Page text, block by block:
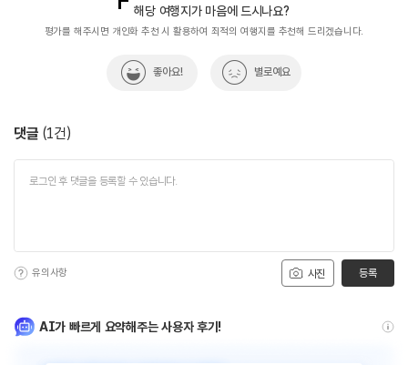
해당 여행지가 마음에 드시나요?
평가를 해주시면 개인화 추천 시 활용하여 최적의 여행지를 추천해 드리겠습니다.
좋아요! 별로예요
댓글 (1건)
사진
유의사항 등록
AI가 빠르게 요약해주는 사용자 후기!